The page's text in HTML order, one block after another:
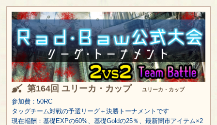
第164回 ユリーカ・カップ ユリーカ・カップ
参加費：50RC
タッグチーム対戦の予選リーグ＋決勝トーナメントです
現在報酬：基礎EXPの60%、基礎Goldの25％、最新闇市アイテム×2